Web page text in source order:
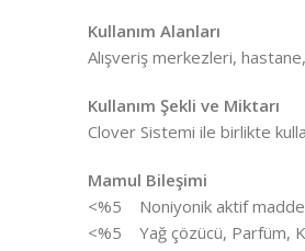
Kullanım Alanları
Alışveriş merkezleri,
Kullanım Şekli ve Miktarı
Clover Sistemi ile birlikte
Mamul Bileşimi
<%5 Noniyonik aktif
<%5 Yağ çözücü, Parfüm,